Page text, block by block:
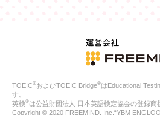
ご本人の同意がある場合
法令に基づく場合
人の生命、身体または財産の保護
公衆衛生の向上または児童の健全
合
TOEIC®およびTOEIC Bridge®はEducational
す。
英検®は公益財団法人 日本英語検定協会の登録商
Copyright © 2020 FREEMIND, Inc.“YBM